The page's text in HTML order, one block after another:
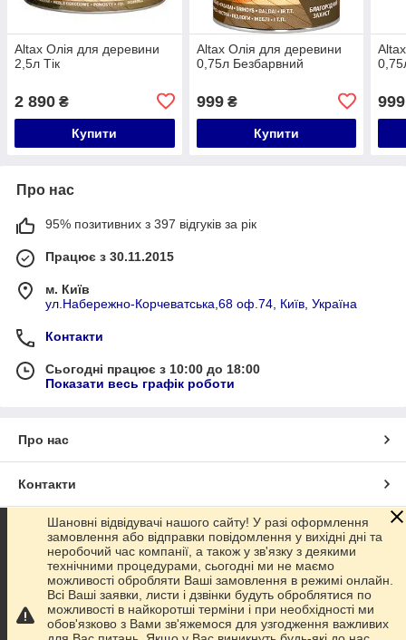
Altax Олія для деревини
2,5л Тік
2 890 ₴
Купити
Altax Олія для деревини
0,75л Безбарвний
999₴
Купити
999
Про нас
95% позитивних з 397 відгуків за рік
Працює з 30.11.2015
м. Київ
ул.Набережно-Корчеватська,68 оф.74, Київ, Україна
Контакти
Сьогодні працює з 10:00 до 18:00
Показати весь графік роботи
Про нас
Контакти
Доставка та оплата
Графік роботи
Повна версія сайту
Шановні відвідувачі нашого сайту! У разі оформлення
замовлення або відправки повідомлення у вихідні дні та
неробочий час компанії, а також у зв'язку з деякими
технічними процедурами, сьогодні ми не маємо
можливості обробляти Ваші замовлення в режимі онлайн.
Всі Ваші заявки, листи і дзвінки будуть оброблятися по
можливості в найкоротші терміни і при необхідності ми
обов'язково з Вами зв'яжемося для узгодження важливих